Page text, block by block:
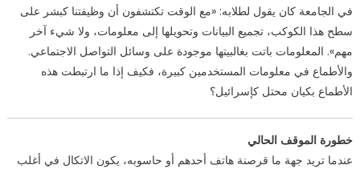
في الجامعة كان يقول لطلابه: «مع الوقت تكتشفون أن وظيفتنا كبشر على
سطح هذا الكوكب، تجميع البيانات وتحويلها إلى معلومات، ولا شيء آخر
مهم». المعلومات باتت بغالبيتها موجودة على وسائل التواصل الاجتماعي.
والأطماع في معلومات المستخدمين كبيرة، فكيف إذا ما ارتبطت هذه
الأطماع بكيان محتل كإسرائيل؟
خطورة الموقف الحالي
عندما تريد جهة ما قرصنة هاتف أحدهم أو حاسوبه، يكون الاتكال في أغلب